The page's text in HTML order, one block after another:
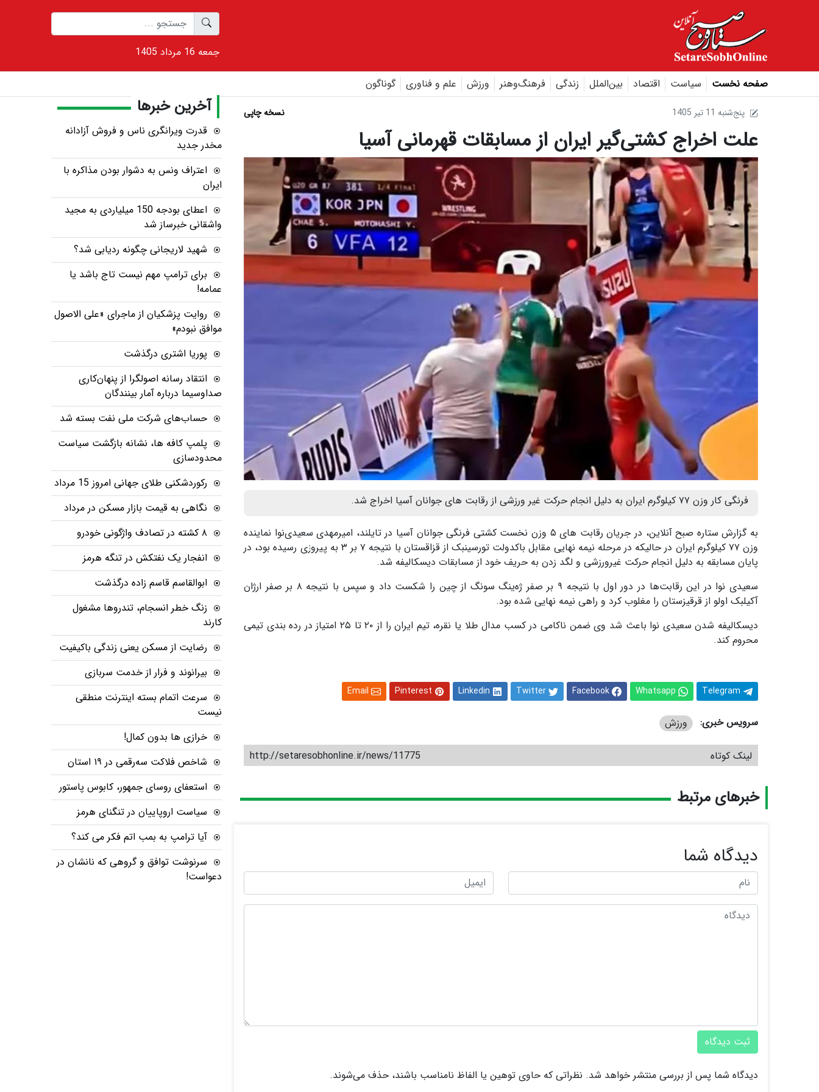
1405 جمعه 16 مرداد
صفحه نخست سیاست اقتصاد بین‌الملل زندگی فرهنگ‌و‌هنر ورزش علم و فناوری گوناگون
1405 پنج‌شنبه 11 تير نسخه چاپی
علت اخراج کشتی‌گیر ایران از مسابقات قهرمانی آسیا
فرنگی کار وزن ۷۷ کیلوگرم ایران به دلیل انجام حرکت غیر ورزشی از رقابت های جوانان آسیا اخراج شد.
به گزارش ستاره صبح آنلاین، در جریان رقابت های ۵ وزن نخست کشتی فرنگی جوانان آسیا در تایلند، امیرمهدی سعیدی‌نوا نماینده
وزن ۷۷ کیلوگرم ایران در حالیکه در مرحله نیمه نهایی مقابل باکدولت تورسینبک از قزاقستان با نتیجه ۷ بر ۳ به پیروزی رسیده بود، در
پایان مسابقه به دلیل انجام حرکت غیرورزشی و لگد زدن به حریف خود از مسابقات دیسکالیفه شد.
سعیدی نوا در این رقابت‌ها در دور اول با نتیجه ۹ بر صفر ژه‌ینگ سونگ از چین را شکست داد و سپس با نتیجه ۸ بر صفر ارژان
آکیلبک اولو از قرقیزستان را مغلوب کرد و راهی نیمه نهایی شده بود.
دیسکالیفه شدن سعیدی نوا باعث شد وی ضمن ناکامی در کسب مدال طلا یا نقره، تیم ایران را از ۲۰ تا ۲۵ امتیاز در رده بندی تیمی
محروم کند.
Telegram
Whatsapp
Facebook
Twitter
Linkedin
Pinterest
Email
سرویس خبری: ورزش
لینک کوتاه http://setaresobhonline.ir/news/11775
خبرهای مرتبط
دیدگاه شما
ثبت دیدگاه
دیدگاه شما پس از بررسی منتشر خواهد شد. نظراتی که حاوی توهین یا الفاظ نامناسب باشند، حذف می‌شوند.
آخرین خبرها
قدرت ویرانگری ناس و فروش آزادانه
مخدر جدید
اعتراف ونس به دشوار بودن مذاکره با
ایران
اعطای بودجه 150 میلیاردی به مجید
واشقانی خبرساز شد
شهید لاریجانی چگونه ردیابی شد؟
برای ترامپ مهم نیست تاج باشد یا
عمامه!
روایت پزشکیان از ماجرای «علی الاصول
موافق نبودم»
پوریا اشتری درگذشت
انتقاد رسانه اصولگرا از پنهان‌کاری
صداوسیما درباره آمار بینندگان
حساب‌های شرکت ملی نفت بسته شد
پلمپ کافه ها، نشانه بازگشت سیاست
محدودسازی
رکوردشکنی طلای جهانی امروز 15 مرداد
نگاهی به قیمت بازار مسکن در مرداد
۸ کشته در تصادف واژگونی خودرو
انفجار یک نفتکش در تنگه هرمز
ابوالقاسم قاسم زاده درگذشت
زنگ خطر انسجام، تندروها مشغول
کارند
رضایت از مسکن یعنی زندگی باکیفیت
بیرانوند و فرار از خدمت سربازی
سرعت اتمام بسته‌ اینترنت منطقی
نیست
خرازی ها بدون کمال!
شاخص فلاکت سه‌رقمی در ۱۹ استان
استعفای روسای جمهور، کابوس پاستور
سیاست اروپاییان در تنگنای هرمز
آیا ترامپ به بمب اتم فکر می کند؟
سرنوشت توافق و گروهی که نانشان در
دعواست!